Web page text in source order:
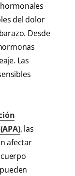
del dolor
Desde
Las
, las
afectar